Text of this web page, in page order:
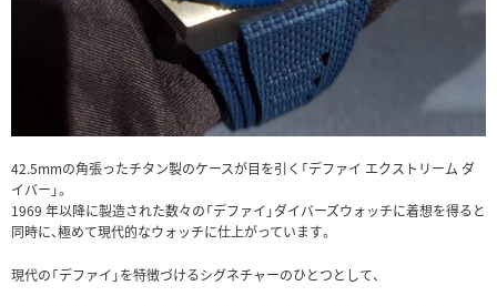
42.5mmの角張ったチタン製のケースが目を引く「デファイ エクストリーム ダ
イバー」。
1969 年以降に製造された数々の「デファイ」ダイバーズウォッチに着想を得ると
同時に、極めて現代的なウォッチに仕上がっています。
現代の「デファイ」を特徴づけるシグネチャーのひとつとして、